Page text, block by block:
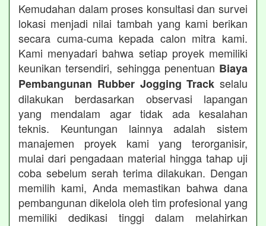
Kemudahan dalam proses konsultasi dan survei
lokasi menjadi nilai tambah yang kami berikan
secara cuma-cuma kepada calon mitra kami.
Kami menyadari bahwa setiap proyek memiliki
keunikan tersendiri, sehingga penentuan Biaya
Pembangunan Rubber Jogging Track selalu
dilakukan berdasarkan observasi lapangan
yang mendalam agar tidak ada kesalahan
teknis. Keuntungan lainnya adalah sistem
manajemen proyek kami yang terorganisir,
mulai dari pengadaan material hingga tahap uji
coba sebelum serah terima dilakukan. Dengan
memilih kami, Anda memastikan bahwa dana
pembangunan dikelola oleh tim profesional yang
memiliki dedikasi tinggi dalam melahirkan